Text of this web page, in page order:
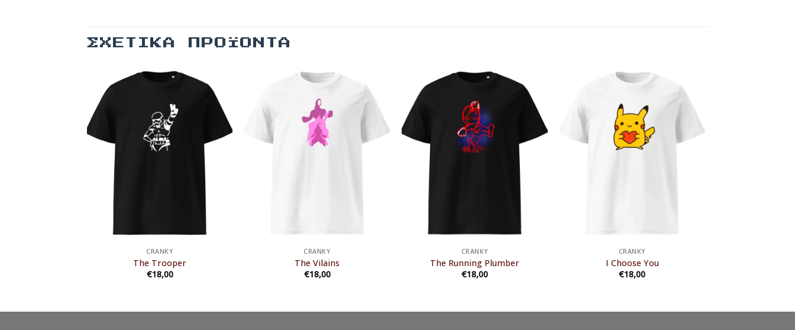
ΣΧΕΤΙΚΆ ΠΡΟΪΌΝΤΑ
CRANKY
The Trooper
€18,00
CRANKY
The Vilains
€18,00
CRANKY
The Running Plumber
€18,00
CRANKY
I Choose You
€18,00